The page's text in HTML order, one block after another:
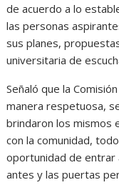
de acuerdo a lo
las personas
sus planes,
universitaria de
Señaló que la
manera respetuosa,
brindaron los mismos
con la comunidad,
oportunidad de entrar
antes y las puertas